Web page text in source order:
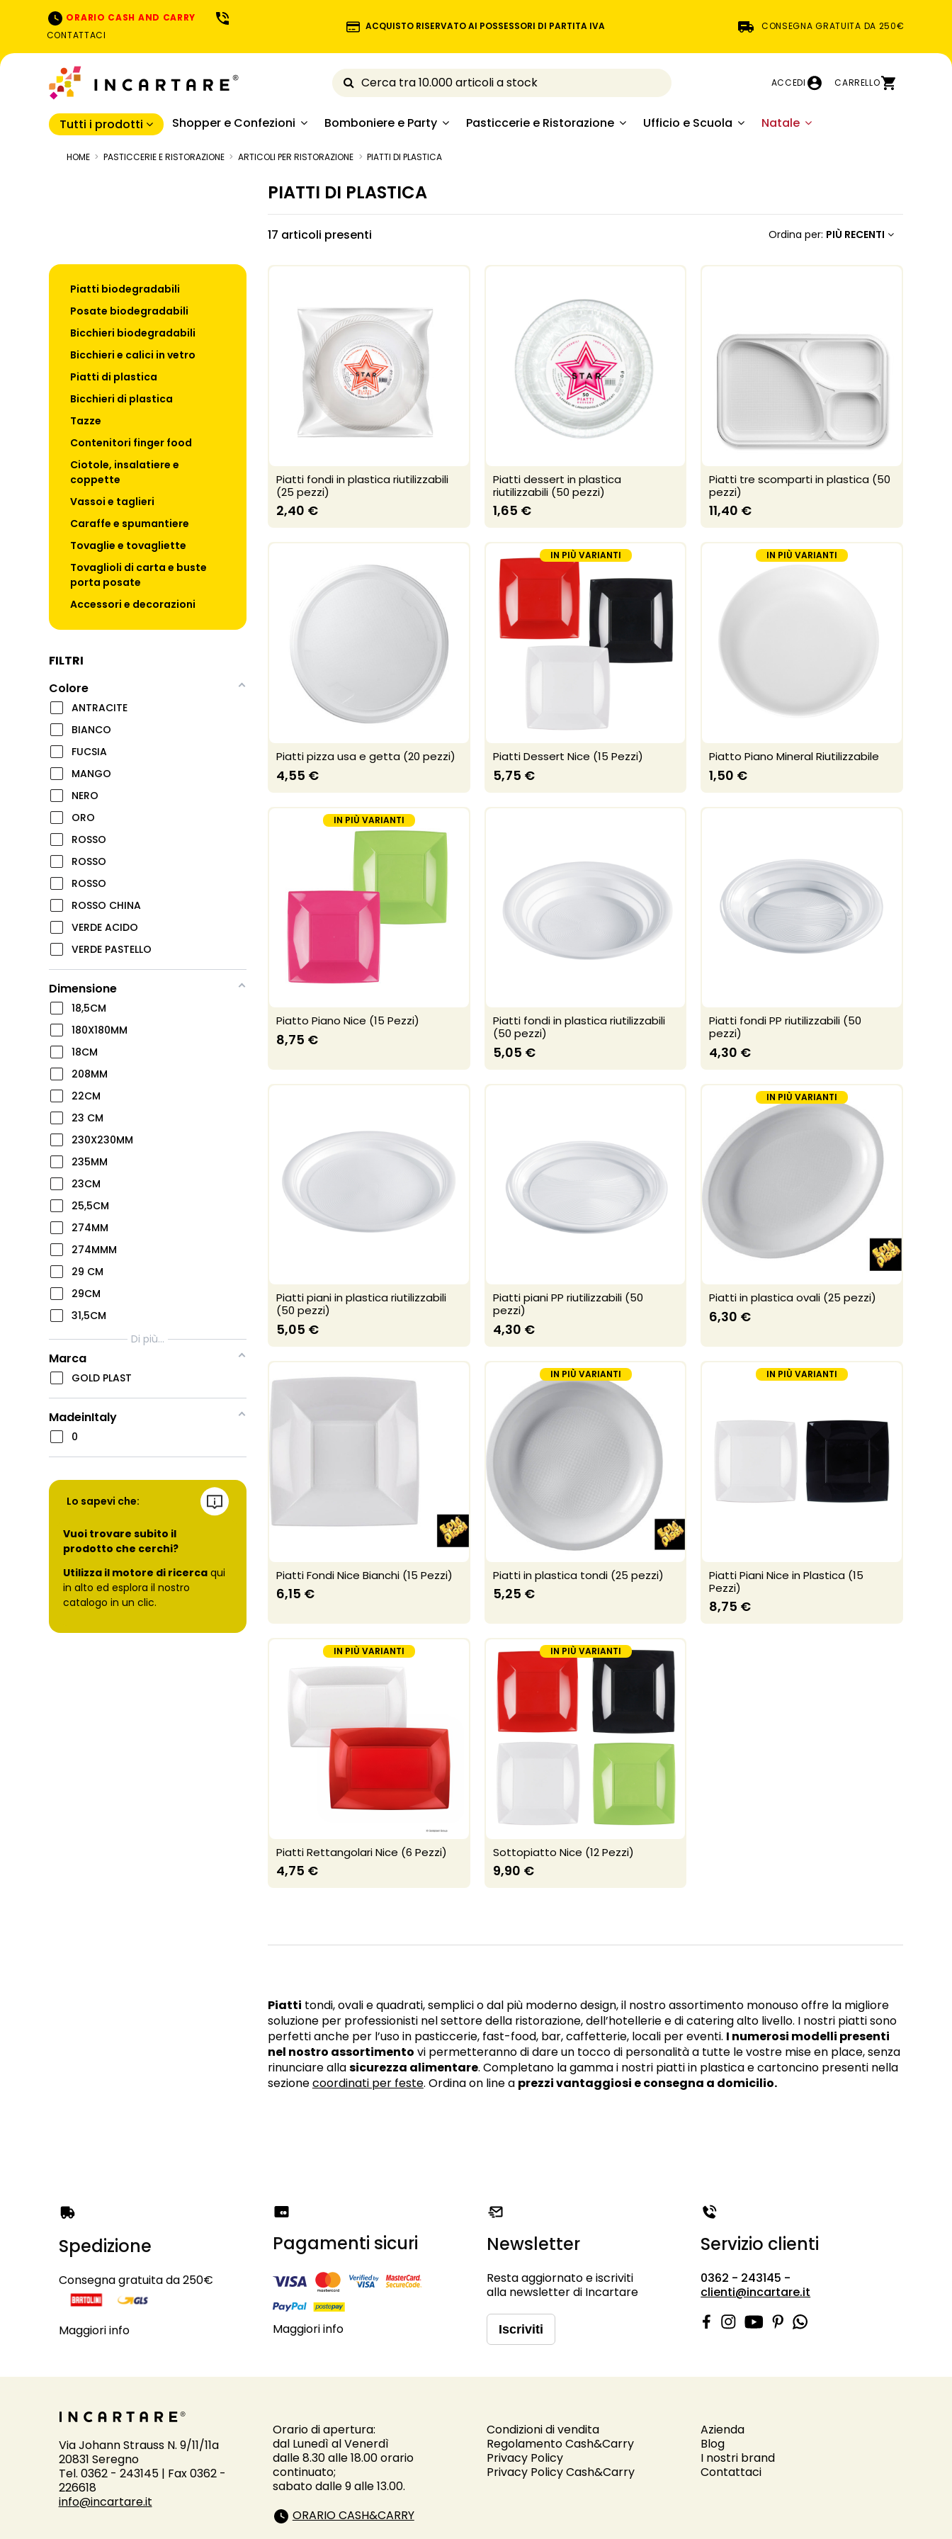
ORARIO CASH AND CARRY
CONTATTACI
ACQUISTO RISERVATO AI POSSESSORI DI PARTITA IVA CONSEGNA GRATUITA DA 250€
ACCEDI CARRELLO
Tutti i prodotti Shopper e Confezioni Bomboniere e Party Pasticcerie e Ristorazione Ufficio e Scuola Natale
HOME PASTICCERIE E RISTORAZIONE ARTICOLI PER RISTORAZIONE PIATTI DI PLASTICA
PIATTI DI PLASTICA
17 articoli presenti Ordina per: PIÙ RECENTI
Piatti fondi in plastica riutilizzabili
(25 pezzi)
2,40 €
Piatti dessert in plastica
riutilizzabili (50 pezzi)
1,65 €
Piatti tre scomparti in plastica (50
pezzi)
11,40 €
Piatti pizza usa e getta (20 pezzi)
4,55 €
IN PIÙ VARIANTI
Piatti Dessert Nice (15 Pezzi)
5,75 €
IN PIÙ VARIANTI
Piatto Piano Mineral Riutilizzabile
1,50 €
IN PIÙ VARIANTI
Piatto Piano Nice (15 Pezzi)
8,75 €
Piatti fondi in plastica riutilizzabili
(50 pezzi)
5,05 €
Piatti fondi PP riutilizzabili (50
pezzi)
4,30 €
Piatti piani in plastica riutilizzabili
(50 pezzi)
5,05 €
Piatti piani PP riutilizzabili (50
pezzi)
4,30 €
IN PIÙ VARIANTI
Piatti in plastica ovali (25 pezzi)
6,30 €
Piatti Fondi Nice Bianchi (15 Pezzi)
6,15 €
IN PIÙ VARIANTI
Piatti in plastica tondi (25 pezzi)
5,25 €
IN PIÙ VARIANTI
Piatti Piani Nice in Plastica (15
Pezzi)
8,75 €
IN PIÙ VARIANTI
Piatti Rettangolari Nice (6 Pezzi)
4,75 €
IN PIÙ VARIANTI
Sottopiatto Nice (12 Pezzi)
9,90 €
Piatti tondi, ovali e quadrati, semplici o dal più moderno design, il nostro assortimento monouso offre la migliore
soluzione per professionisti nel settore della ristorazione, dell’hotellerie e di catering alto livello. I nostri piatti sono
perfetti anche per l’uso in pasticcerie, fast-food, bar, caffetterie, locali per eventi. I numerosi modelli presenti
nel nostro assortimento vi permetteranno di dare un tocco di personalità a tutte le vostre mise en place, senza
rinunciare allasicurezza alimentare. Completano la gamma i nostri piatti in plastica e cartoncino presenti nella
sezionecoordinati per feste. Ordina on line a prezzi vantaggiosi e consegna a domicilio.
Piatti biodegradabili
Posate biodegradabili
Bicchieri biodegradabili
Bicchieri e calici in vetro
Piatti di plastica
Bicchieri di plastica
Tazze
Contenitori finger food
Ciotole, insalatiere e
coppette
Vassoi e taglieri
Caraffe e spumantiere
Tovaglie e tovagliette
Tovaglioli di carta e buste
porta posate
Accessori e decorazioni
FILTRI
Colore
ANTRACITE
BIANCO
FUCSIA
MANGO
NERO
ORO
ROSSO
ROSSO
ROSSO
ROSSO CHINA
VERDE ACIDO
VERDE PASTELLO
Dimensione
18,5CM
180X180MM
18CM
208MM
22CM
23 CM
230X230MM
235MM
23CM
25,5CM
274MM
274MMM
29 CM
29CM
31,5CM
Di più...
Marca
GOLD PLAST
MadeinItaly
0
Lo sapevi che:
Vuoi trovare subito il
prodotto che cerchi?
Utilizza il motore di ricercaqui
in alto ed esplora il nostro
catalogo in un clic.
Spedizione
Consegna gratuita da 250€
Maggiori info
Pagamenti sicuri
Maggiori info
Newsletter
Resta aggiornato e iscriviti
alla newsletter di Incartare
Iscriviti
Servizio clienti
0362 - 243145 -
clienti@incartare.it
Via Johann Strauss N. 9/11/11a
20831 Seregno
Tel. 0362 - 243145 | Fax 0362 -
226618
info@incartare.it
Orario di apertura:
dal Lunedì al Venerdì
dalle 8.30 alle 18.00 orario
continuato;
sabato dalle 9 alle 13.00.
ORARIO CASH&CARRY
Condizioni di vendita
Regolamento Cash&Carry
Privacy Policy
Privacy Policy Cash&Carry
Azienda
Blog
I nostri brand
Contattaci